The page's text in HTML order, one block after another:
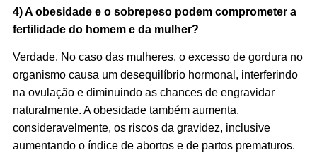
4) A obesidade e o sobrepeso podem comprometer a
fertilidade do homem e da mulher?
Verdade. No caso das mulheres, o excesso de gordura no
organismo causa um desequilíbrio hormonal, interferindo
na ovulação e diminuindo as chances de engravidar
naturalmente. A obesidade também aumenta,
consideravelmente, os riscos da gravidez, inclusive
aumentando o índice de abortos e de partos prematuros.